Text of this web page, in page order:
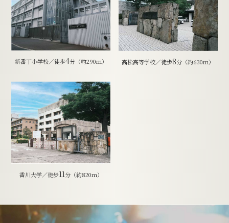
新番丁小学校／徒歩4分（約290ｍ） 高松高等学校／徒歩8分（約630ｍ）
香川大学／徒歩11分（約820ｍ）